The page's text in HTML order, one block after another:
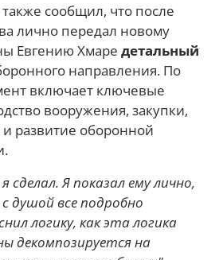
сообщил, что после
лично передал новому
Евгению Хмаре детальный
направления. По
включает ключевые
вооружения, закупки,
развитие оборонной
сделал. Я показал ему лично,
душой все подробно
логику, как эта логика
декомпозируется на